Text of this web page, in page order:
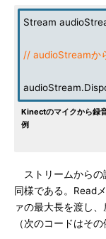
Stream
// audioStreamか
Kinectのマイクから録
例
ストリームからの
同様である。Read
ァの最大長を渡し
（次のコードはその